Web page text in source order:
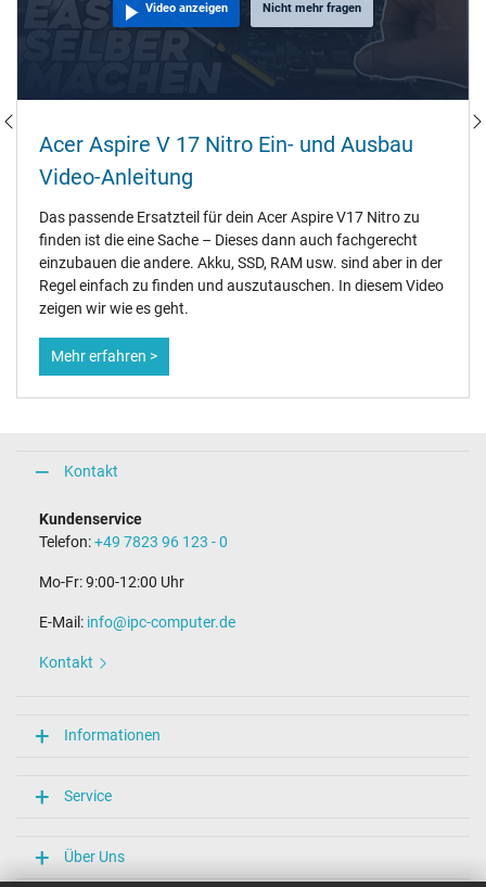
Video anzeigen Nicht mehr fragen
Acer Aspire V 17 Nitro Ein- und Ausbau
Video-Anleitung
Das passende Ersatzteil für dein Acer Aspire V17 Nitro zu
finden ist die eine Sache – Dieses dann auch fachgerecht
einzubauen die andere. Akku, SSD, RAM usw. sind aber in der
Regel einfach zu finden und auszutauschen. In diesem Video
zeigen wir wie es geht.
Mehr erfahren >
Kontakt
Kundenservice
Telefon:+49 7823 96 123 - 0
Mo-Fr: 9:00-12:00 Uhr
E-Mail: info@ipc-computer.de
Kontakt
Informationen
Service
Über Uns